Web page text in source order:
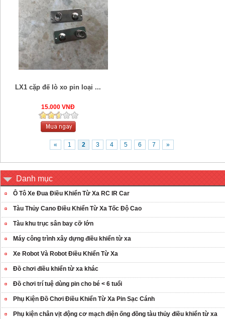
LX1 cặp đế lò xo pin loại ...
15.000 VNĐ
« 1 2 3 4 5 6 7 »
Danh mục
Ô Tô Xe Đua Điều Khiển Từ Xa RC IR Car
Tàu Thủy Cano Điều Khiển Từ Xa Tốc Độ Cao
Tàu khu trục sân bay cỡ lớn
Máy công trình xây dựng điều khiển từ xa
Xe Robot Và Robot Điều Khiển Từ Xa
Đồ chơi điều khiển từ xa khác
Đồ chơi trí tuệ dùng pin cho bé < 6 tuổi
Phụ Kiện Đồ Chơi Điều Khiển Từ Xa Pin Sạc Cánh
Phụ kiện chân vịt động cơ mạch điện ống đồng tàu thủy điều khiển từ xa